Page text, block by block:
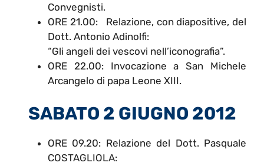
Convegnisti.
ORE 21.00: Relazione, con diapositive, del
Dott. Antonio Adinolfi:
“Gli angeli dei vescovi nell’iconografia”.
ORE 22.00: Invocazione a San Michele
Arcangelo di papa Leone XIII.
SABATO 2 GIUGNO 2012
ORE 09.20: Relazione del Dott. Pasquale
COSTAGLIOLA: